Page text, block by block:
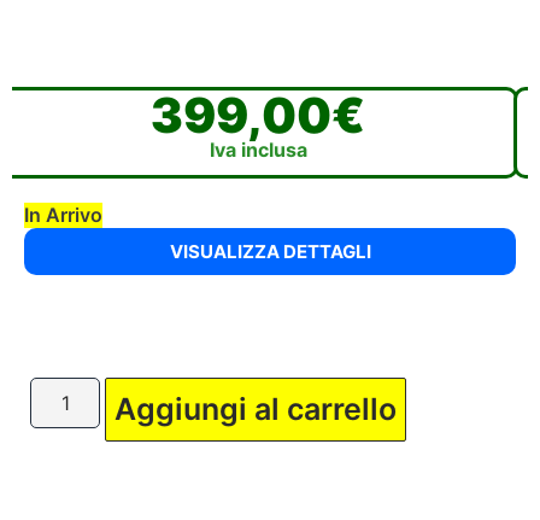
399,00€
Iva inclusa
In Arrivo
VISUALIZZA DETTAGLI
Aggiungi al carrello